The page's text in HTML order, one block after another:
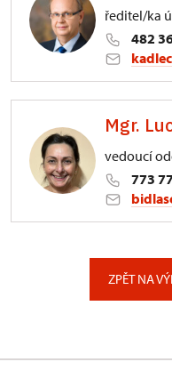
ředitel/ka
482
3/, Sychrov 3
Mgr.
vedoucí
773
ZPĚT NA